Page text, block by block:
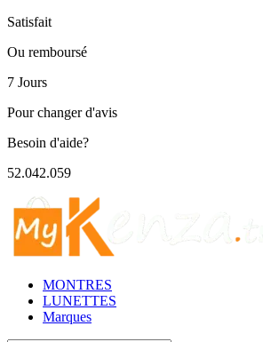
Satisfait
Ou remboursé
7 Jours
Pour changer d'avis
Besoin d'aide?
52.042.059
MONTRES
LUNETTES
Marques